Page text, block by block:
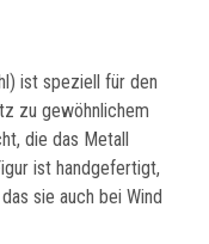
ist speziell für den
zu gewöhnlichem
die das Metall
ist handgefertigt,
sie auch bei Wind